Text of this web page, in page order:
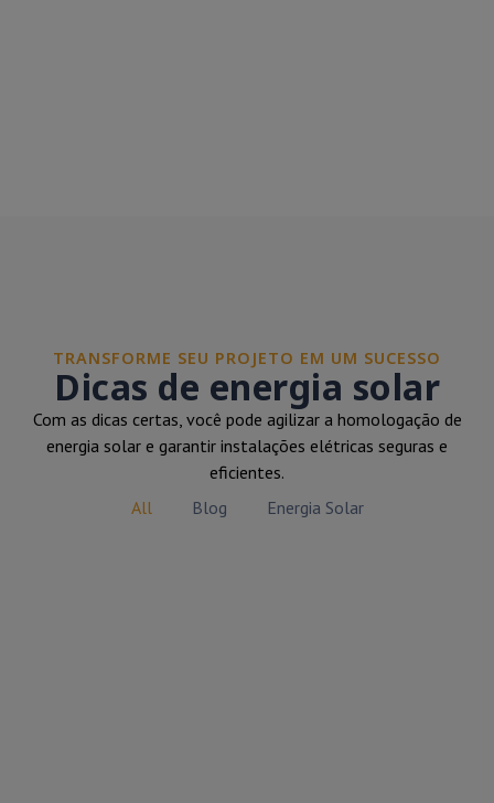
TRANSFORME SEU PROJETO EM UM SUCESSO
Dicas de energia solar
Com as dicas certas, você pode agilizar a homologação de
energia solar e garantir instalações elétricas seguras e
eficientes.
All
Blog Energia Solar